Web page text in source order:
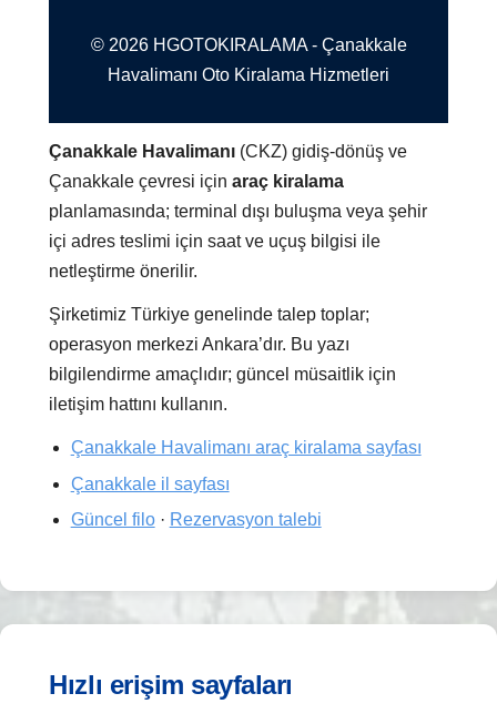
© 2026 HGOTOKIRALAMA - Çanakkale
Havalimanı Oto Kiralama Hizmetleri
Çanakkale Havalimanı (CKZ) gidiş-dönüş ve
Çanakkale çevresi içinaraç kiralama
planlamasında; terminal dışı buluşma veya şehir
içi adres teslimi için saat ve uçuş bilgisi ile
netleştirme önerilir.
Şirketimiz Türkiye genelinde talep toplar;
operasyon merkezi Ankara’dır. Bu yazı
bilgilendirme amaçlıdır; güncel müsaitlik için
iletişim hattını kullanın.
Çanakkale Havalimanı araç kiralama sayfası
Çanakkale il sayfası
Güncel filo· Rezervasyon talebi
Hızlı erişim sayfaları